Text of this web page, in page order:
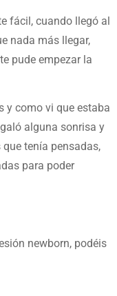
fácil, cuando llegó al
nada más llegar,
pude empezar la
y como vi que estaba
alguna sonrisa y
tenía pensadas,
para poder
newborn, podéis